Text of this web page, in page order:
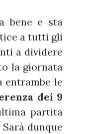
bene e sta
a tutti gli
a dividere
la giornata
entrambe le
dei 9
partita
dunque